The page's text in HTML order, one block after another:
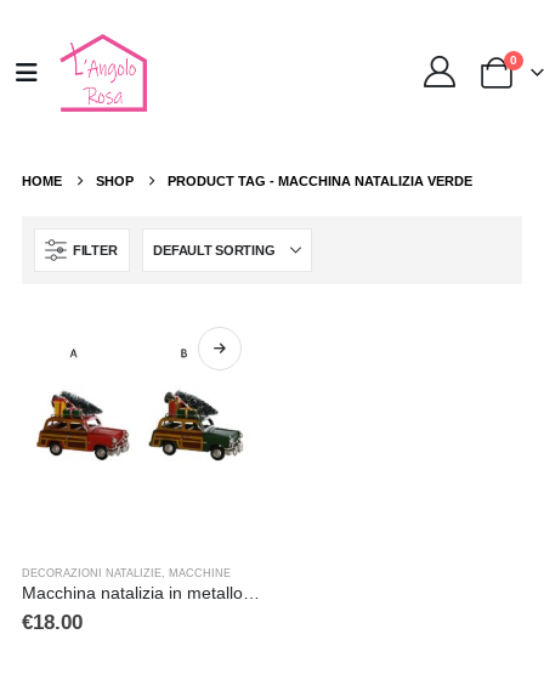
0
HOME SHOP PRODUCT TAG - MACCHINA NATALIZIA VERDE
FILTER
DECORAZIONI NATALIZIE, MACCHINE
Macchina natalizia in metallo nei colori rosso e verde
€18.00